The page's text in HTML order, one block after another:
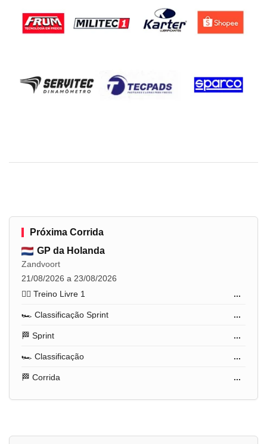
Próxima Corrida
GP da Holanda
Zandvoort
21/08/2026 a 23/08/2026
🏋️‍♂️ Treino Livre 1
...
🏎️ Classificação Sprint ...
🏁 Sprint ...
🏎️ Classificação ...
🏁 Corrida ...